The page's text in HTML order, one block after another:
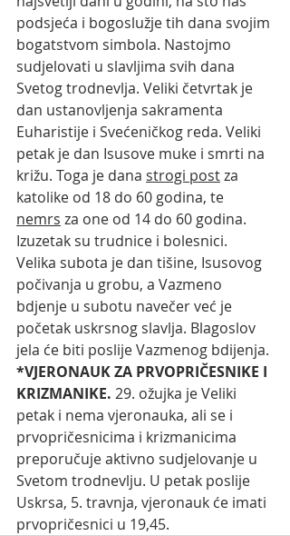
podsjeća i bogoslužje tih dana svojim
bogatstvom simbola. Nastojmo
sudjelovati u slavljima svih dana
Svetog trodnevlja. Veliki četvrtak je
dan ustanovljenja sakramenta
Euharistije i Svećeničkog reda. Veliki
petak je dan Isusove muke i smrti na
križu. Toga je dana strogi post za
katolike od 18 do 60 godina, te
nemrs za one od 14 do 60 godina.
Izuzetak su trudnice i bolesnici.
Velika subota je dan tišine, Isusovog
počivanja u grobu, a Vazmeno
bdjenje u subotu navečer već je
početak uskrsnog slavlja. Blagoslov
jela će biti poslije Vazmenog bdijenja.
*VJERONAUK ZA PRVOPRIČESNIKE I
KRIZMANIKE. 29. ožujka je Veliki
petak i nema vjeronauka, ali se i
prvopričesnicima i krizmanicima
preporučuje aktivno sudjelovanje u
Svetom trodnevlju. U petak poslije
Uskrsa, 5. travnja, vjeronauk će imati
prvopričesnici u 19,45.